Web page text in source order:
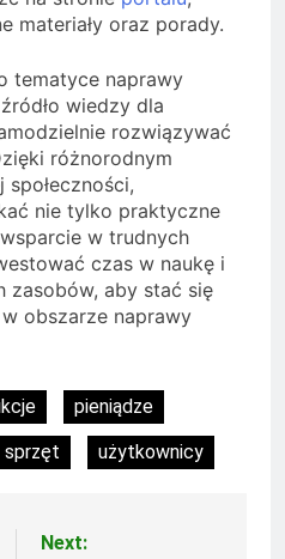
materiały oraz porady.
tematyce naprawy
wiedzy dla
rozwiązywać
różnorodnym
nie tylko praktyczne
w trudnych
czas w naukę i
zasobów, aby stać się
obszarze naprawy
pieniądze
sprzęt użytkownicy
Next: